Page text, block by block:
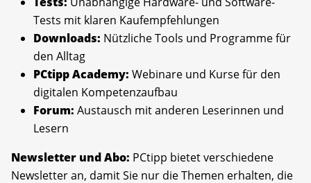
Tests mit klaren Kaufempfehlungen
Downloads: Nützliche Tools und Programme für
den Alltag
PCtipp Academy: Webinare und Kurse für den
digitalen Kompetenzaufbau
Forum: Austausch mit anderen Leserinnen und
Lesern
Newsletter und Abo: PCtipp bietet verschiedene
Newsletter an, damit Sie nur die Themen erhalten, die